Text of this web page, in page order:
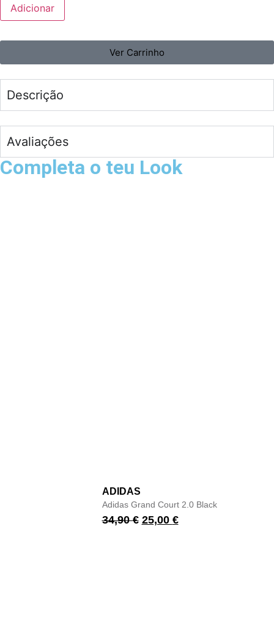
Adicionar
Ver Carrinho
Descrição
Avaliações
Completa o teu Look
ADIDAS
Adidas Grand Court 2.0 Black
34,90€ 25,00 €